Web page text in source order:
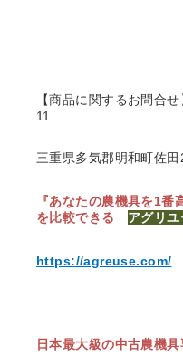
【商品に関するお問合
11
三重県多気郡明和町佐
『あなたの農機具を1番
を比較できる アグリユ
https://agreuse.com/
日本最大級の中古農機